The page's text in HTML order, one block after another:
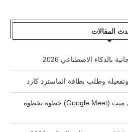
المقالات
كيفية إنشاء اجتماع على جوجل ميت (Google Meet) خطوة بخطوة